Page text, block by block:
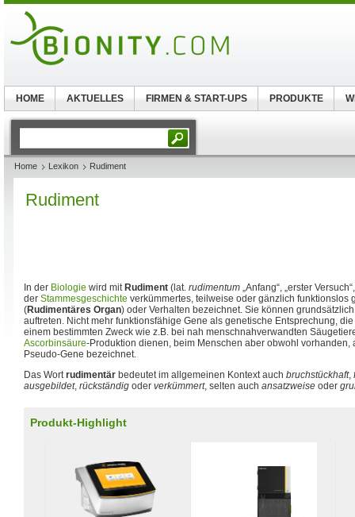
Home Lexikon Rudiment
Rudiment
In der Biologie wird mit Rudiment (lat. rudimentum „Anfang“, „erster
der Stammesgeschichte verkümmertes, teilweise oder gänzlich funktionslos
(Rudimentäres Organ) oder Verhalten bezeichnet. Sie können
auftreten. Nicht mehr funktionsfähige Gene als genetische Entsprechung,
einem bestimmten Zweck wie z.B. bei nah menschnahverwandten
Ascorbinsäure-Produktion dienen, beim Menschen aber obwohl vorhanden,
Pseudo-Gene bezeichnet.
Das Wortrudimentär bedeutet im allgemeinen Kontext auch bruchstückhaft,
ausgebildet, rückständig oder verkümmert, selten auch ansatzweise oder
Produkt-Highlight
HOME AKTUELLES FIRMEN & START-UPS PRODUKTE